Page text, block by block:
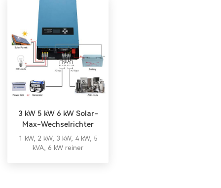
3 kW 5 kW 6 kW Solar-
Max-Wechselrichter
1 kW, 2 kW, 3 kW, 4 kW, 5
kVA, 6 kW reiner